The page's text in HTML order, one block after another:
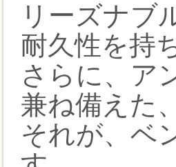
リーズナブ
耐久性を持
さらに、ア
兼ね備えた
それが、ベ